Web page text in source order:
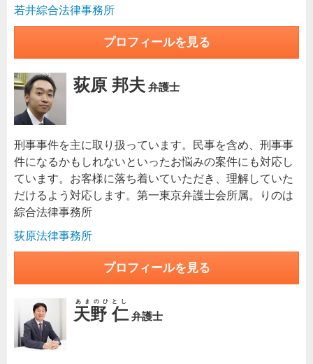
若井綜合法律事務所
プロフィールを見る
荻原 邦夫 弁護士
刑事事件を主に取り扱っています。民事を含め、刑事事
件になるかもしれないといったお悩みの案件にも対応し
ています。お客様に落ち着いていただき、理解していた
だけるよう対応します。第一東京弁護士会所属。りのは
綜合法律事務所
荻原法律事務所
プロフィールを見る
天野 仁
あまのひとし
弁護士